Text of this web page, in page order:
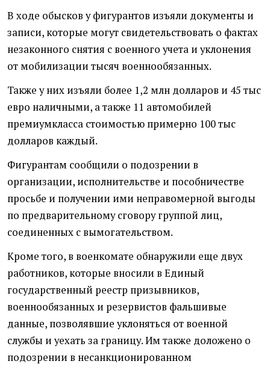
В ходе обысков у фигурантов изъяли документы и
записи, которые могут свидетельствовать о фактах
незаконного снятия с военного учета и уклонения
от мобилизации тысяч военнообязанных.
Также у них изъяли более 1,2 млн долларов и 45 тыс
евро наличными, а также 11 автомобилей
премиумкласса стоимостью примерно 100 тыс
долларов каждый.
Фигурантам сообщили о подозрении в
организации, исполнительстве и пособничестве
просьбе и получении ими неправомерной выгоды
по предварительному сговору группой лиц,
соединенных с вымогательством.
Кроме того, в военкомате обнаружили еще двух
работников, которые вносили в Единый
государственный реестр призывников,
военнообязанных и резервистов фальшивые
данные, позволявшие уклоняться от военной
службы и уехать за границу. Им также доложено о
подозрении в несанкционированном